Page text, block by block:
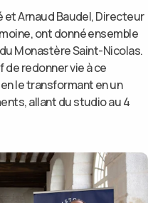
et Arnaud Baudel, Directeur
ont donné ensemble
Monastère Saint-Nicolas.
redonner vie à ce
le transformant en un
allant du studio au 4